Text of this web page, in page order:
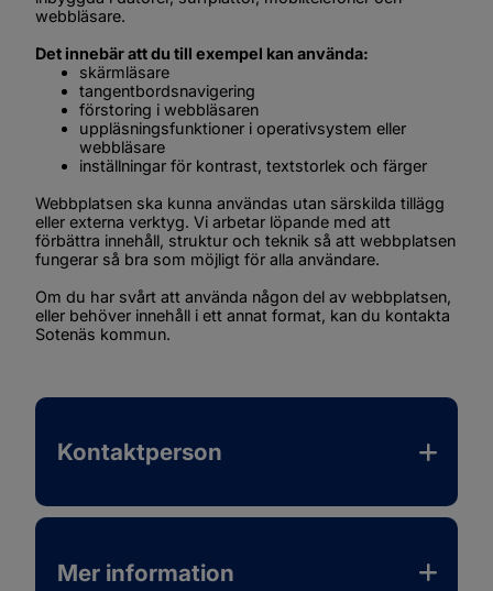
webbläsare.
Det innebär att du till exempel kan använda:
skärmläsare
tangentbordsnavigering
förstoring i webbläsaren
uppläsningsfunktioner i operativsystem eller
webbläsare
inställningar för kontrast, textstorlek och färger
Webbplatsen ska kunna användas utan särskilda tillägg
eller externa verktyg. Vi arbetar löpande med att
förbättra innehåll, struktur och teknik så att webbplatsen
fungerar så bra som möjligt för alla användare.
Om du har svårt att använda någon del av webbplatsen,
eller behöver innehåll i ett annat format, kan du kontakta
Sotenäs kommun.
Kontaktperson
Mer information